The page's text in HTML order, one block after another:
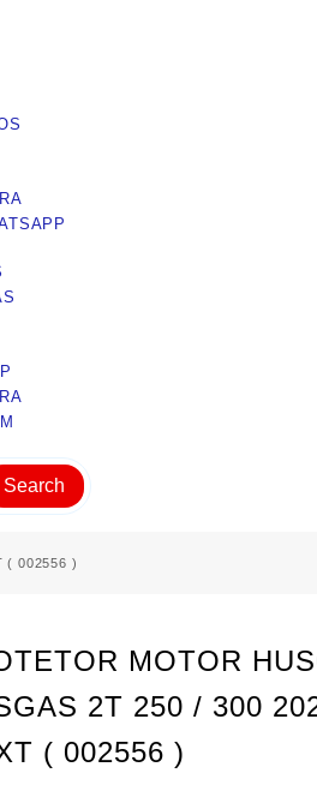
Search
( 002556 )
MOTOR
2T 250 / 300
( 002556 )